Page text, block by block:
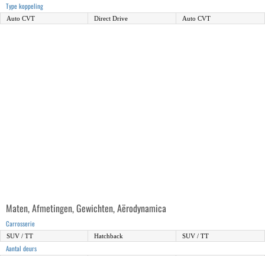
Type koppeling
Auto CVT Direct Drive Auto CVT
Maten, Afmetingen, Gewichten, Aërodynamica
Carrosserie
SUV / TT Hatchback SUV / TT
Aantal deurs